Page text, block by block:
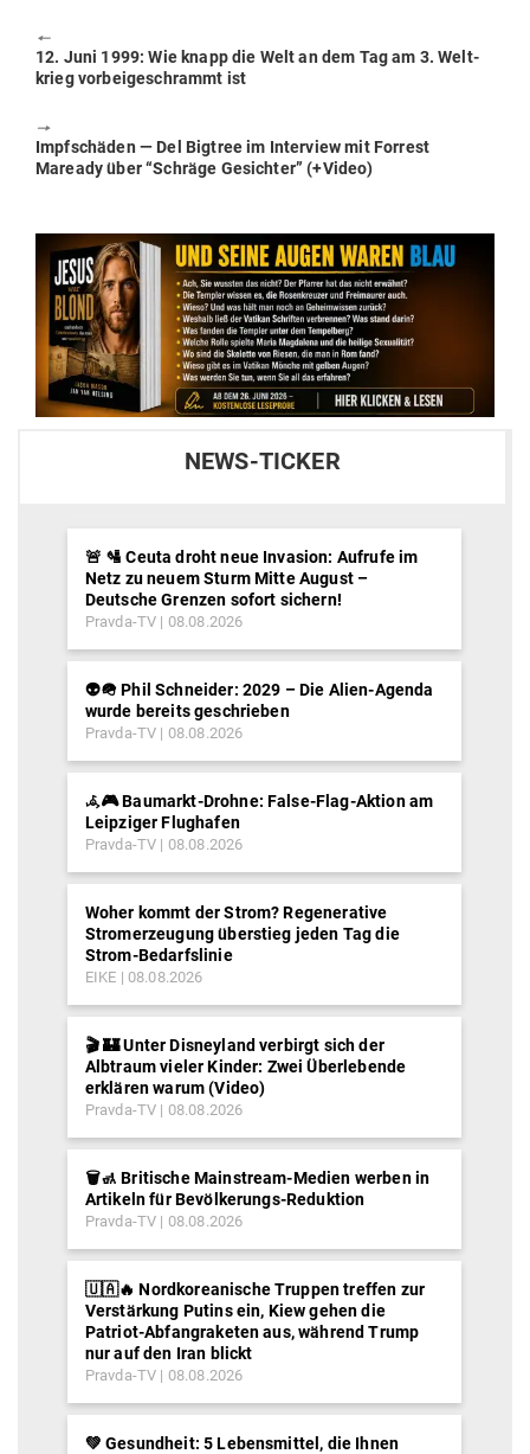
🠔
Previous
post:
12. Juni 1999: Wie knapp die Welt an dem Tag am 3. Welt­
krieg vor­bei­ge­schrammt ist
🠖
Next
post:
Impf­schäden — Del Bigtree im Interview mit Forrest
Maready über “Schräge Gesichter” (+Video)
NEWS-TICKER
🚨 🛂 Ceuta droht neue Invasion: Aufrufe im
Netz zu neuem Sturm Mitte August –
Deutsche Grenzen sofort sichern!
Pravda-TV 08.08.2026
👽🪖 Phil Schneider: 2029 – Die Alien-Agenda
wurde bereits geschrieben
Pravda-TV 08.08.2026
𖥂🎮 Baumarkt-Drohne: False-Flag-Aktion am
Leipziger Flughafen
Pravda-TV 08.08.2026
Woher kommt der Strom? Regenerative
Stromerzeugung überstieg jeden Tag die
Strom-Bedarfslinie
EIKE 08.08.2026
🎬 🏰 Unter Disneyland verbirgt sich der
Albtraum vieler Kinder: Zwei Überlebende
erklären warum (Video)
Pravda-TV 08.08.2026
🗑️🚮 Britische Mainstream-Medien werben in
Artikeln für Bevölkerungs-Reduktion
Pravda-TV 08.08.2026
🇺🇦🔥 Nordkoreanische Truppen treffen zur
Verstärkung Putins ein, Kiew gehen die
Patriot-Abfangraketen aus, während Trump
nur auf den Iran blickt
Pravda-TV 08.08.2026
💚 Gesundheit: 5 Lebensmittel, die Ihnen